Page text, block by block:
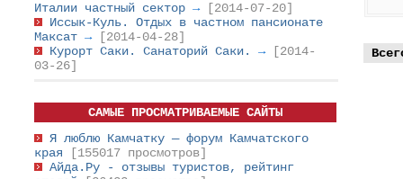
Италии частный сектор →
[2014-07-20]
Иссык-Куль. Отдых в частном пансионате
Максат →
[2014-04-28]
Курорт Саки. Санаторий Саки. →
[2014-
03-26]
САМЫЕ ПРОСМАТРИВАЕМЫЕ САЙТЫ
Я люблю Камчатку — форум Камчатского
края
[155017 просмотров]
Айда.Ру - отзывы туристов, рейтинг